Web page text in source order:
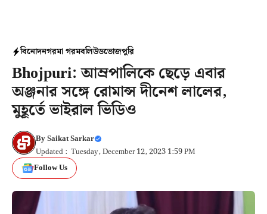
বিনোদনগরমা গরমবলিউডভোজপুরি
Bhojpuri: আম্রপালিকে ছেড়ে এবার
অঞ্জনার সঙ্গে রোমান্স দীনেশ লালের,
মুহূর্তে ভাইরাল ভিডিও
BySaikat Sarkar
Updated : Tuesday, December 12, 2023 1:59 PM
Follow Us